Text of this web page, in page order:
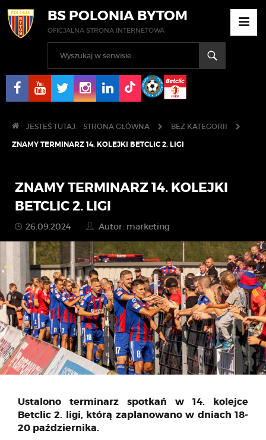
BS POLONIA BYTOM
OFICJALNA STRONA INTERNETOWA
JESTEŚ TUTAJ: STRONA GŁÓWNA BEZ KATEGORII
ZNAMY TERMINARZ 14. KOLEJKI BETCLIC 2. LIGI
ZNAMY TERMINARZ 14. KOLEJKI
BETCLIC 2. LIGI
26.09.2024 Autor: marketing
Ustalono terminarz spotkań w 14. kolejce
Betclic 2. ligi, którą zaplanowano w dniach 18-
20 października.